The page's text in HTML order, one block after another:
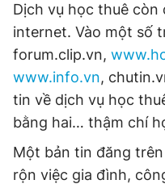
Dịch vụ học thuê
internet. Vào một số
forum.clip.vn,
www.info.vn,
tin về dịch vụ học
bằng hai… thậm chí
Một bản tin đăng
rộn việc gia đình,